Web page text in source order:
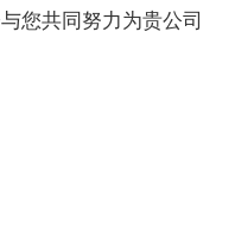
您共同努力为贵公司